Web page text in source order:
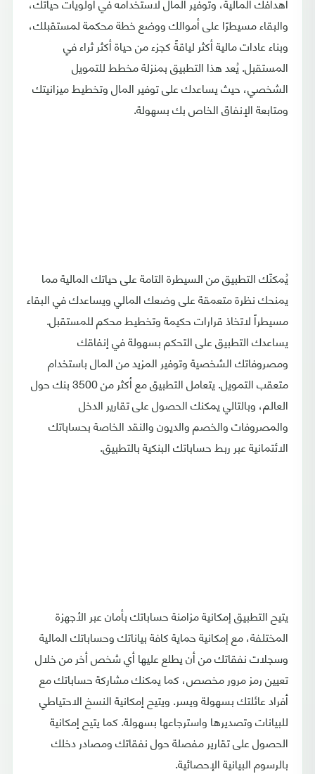
والبقاء مسيطرًا على أموالك ووضع خطة محكمة لمستقبلك،
وبناء عادات مالية أكثر لياقةً كجزء من حياة أكثر ثراء في
المستقبل. يُعد هذا التطبيق بمنزلة مخطط للتمويل
الشخصي، حيث يساعدك على توفير المال وتخطيط ميزانيتك
ومتابعة الإنفاق الخاص بك بسهولة.
يُمكنّك التطبيق من السيطرة التامة على حياتك المالية مما
يمنحك نظرة متعمقة على وضعك المالي ويساعدك في البقاء
مسيطراً لاتخاذ قرارات حكيمة وتخطيط محكم للمستقبل.
يساعدك التطبيق على التحكم بسهولة في إنفاقك
ومصروفاتك الشخصية وتوفير المزيد من المال باستخدام
متعقب التمويل. يتعامل التطبيق مع أكثر من 3500 بنك حول
العالم، وبالتالي يمكنك الحصول على تقارير الدخل
والمصروفات والخصم والديون والنقد الخاصة بحساباتك
الائتمانية عبر ربط حساباتك البنكية بالتطبيق.
يتيح التطبيق إمكانية مزامنة حساباتك بأمان عبر الأجهزة
المختلفة، مع إمكانية حماية كافة بياناتك وحساباتك المالية
وسجلات نفقاتك من أن يطلع عليها أي شخص أخر من خلال
تعيين رمز مرور مخصص، كما يمكنك مشاركة حساباتك مع
أفراد عائلتك بسهولة ويسر. ويتيح إمكانية النسخ الاحتياطي
للبيانات وتصديرها واسترجاعها بسهولة. كما يتيح إمكانية
الحصول على تقارير مفصلة حول نفقاتك ومصادر دخلك
بالرسوم البيانية الإحصائية.